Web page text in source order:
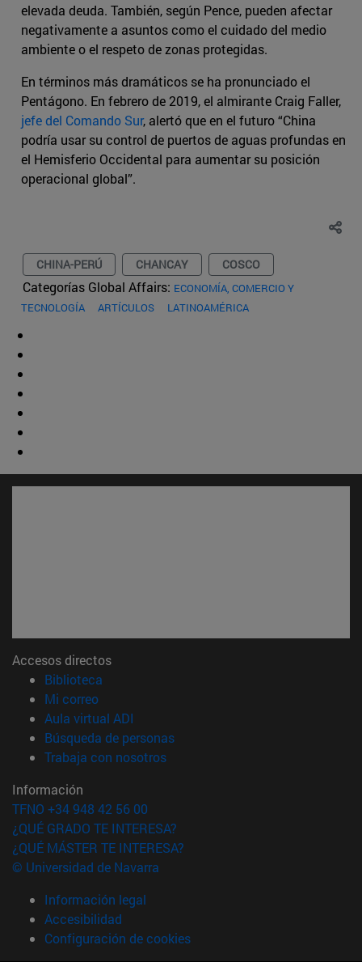
elevada deuda. También, según Pence, pueden afectar
negativamente a asuntos como el cuidado del medio
ambiente o el respeto de zonas protegidas.
En términos más dramáticos se ha pronunciado el
Pentágono. En febrero de 2019, el almirante Craig Faller,
jefe del Comando Sur, alertó que en el futuro “China
podría usar su control de puertos de aguas profundas en
el Hemisferio Occidental para aumentar su posición
operacional global”.
CHINA-PERÚ CHANCAY COSCO
Categorías Global Affairs: ECONOMÍA, COMERCIO Y
TECNOLOGÍA
ARTÍCULOS LATINOAMÉRICA
Accesos directos
Biblioteca
Mi correo(abre en nueva ventana)
Aula virtual ADI
Búsqueda de personas(abre en nueva ventana)
Trabaja con nosotros(abre en nueva ventana)
Información
TFNO +34 948 42 56 00
¿QUÉ GRADO TE INTERESA?
¿QUÉ MÁSTER TE INTERESA?
© Universidad de Navarra
Información legal
Accesibilidad
Configuración de cookies